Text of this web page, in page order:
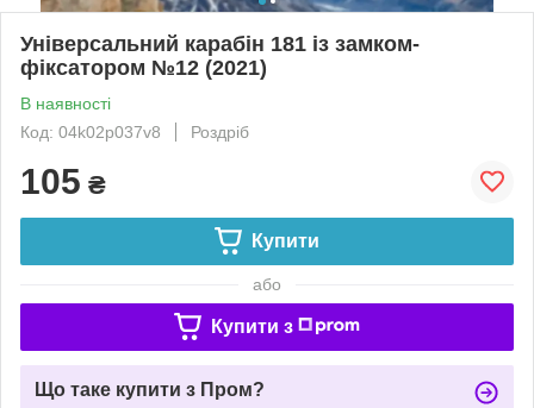
Універсальний карабін 181 із замком-
фіксатором №12 (2021)
В наявності
Код: 04k02p037v8
Роздріб
105 ₴
Купити
або
Купити з
Що таке купити з Пром?